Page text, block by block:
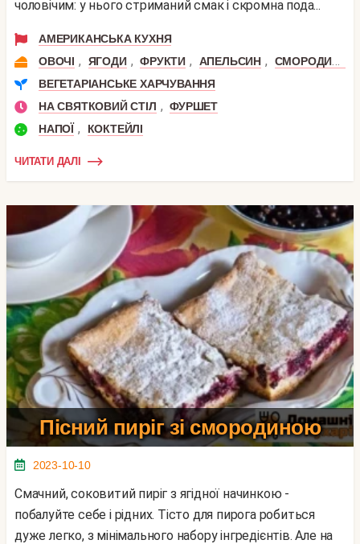
чоловічим: у нього стриманий смак і скромна пода...
АМЕРИКАНСЬКА КУХНЯ
ОВОЧІ , ЯГОДИ , ФРУКТИ , АПЕЛЬСИН , СМОРОДИНА
ВЕГЕТАРІАНСЬКЕ ХАРЧУВАННЯ
НА СВЯТКОВИЙ СТІЛ , ФУРШЕТ
НАПОЇ , КОКТЕЙЛІ
ЧИТАТИ ДАЛІ
Пісний пиріг зі смородиною
2023-10-10
Смачний, соковитий пиріг з ягідної начинкою -
побалуйте себе і рідних. Тісто для пирога робиться
дуже легко, з мінімального набору інгредієнтів. Але на